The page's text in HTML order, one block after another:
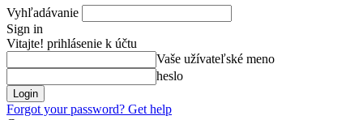
Vyhľadávanie
Sign in
Vitajte! prihlásenie k účtu
Vaše užívateľské meno
heslo
Forgot your password? Get help